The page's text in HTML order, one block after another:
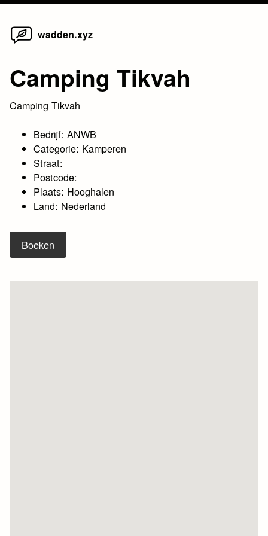
Skip
wadden.xyz
Camping Tikvah
Camping Tikvah
Bedrijf: ANWB
Categorie: Kamperen
Straat:
Postcode:
Plaats: Hooghalen
Land: Nederland
Boeken